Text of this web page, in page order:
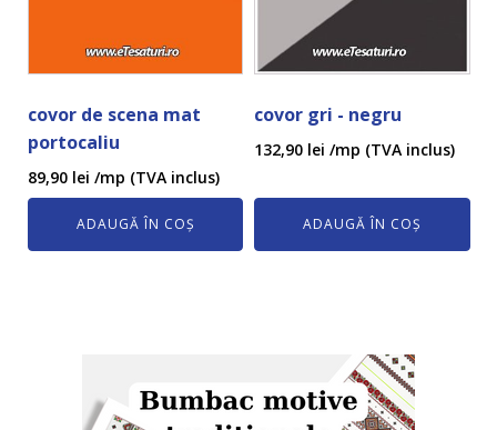
covor de scena mat
portocaliu
89,90 lei /mp (TVA inclus)
ADAUGĂ ÎN COȘ
covor gri - negru
132,90 lei /mp (TVA inclus)
ADAUGĂ ÎN COȘ